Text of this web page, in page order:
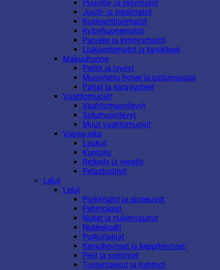
Puuvilla- ja räsymatot
Juutti- ja sisalmatot
Kosteantilanmatot
Kylpyhuonematot
Parveke ja kynnysmatot
Liukuestematot ja tarvikkeet
Makuuhuone
Peitot ja tyynyt
Muovitettu frotee ja patjansuojat
Patjat ja varavuoteet
Vaahtomuovit
Vaahtomuovilevyt
Solumuovilevyt
Muut vaahtomuovit
Vapaa-aika
Laukut
Kuntoilu
Retkeily ja veneily
Pelastusliivit
Lelut
Lelut
Parkkitalot ja ajoneuvot
Pehmolelut
Nuket ja nukenvaunut
Nukkekodit
Potkuttelijat
Keinuhevoset ja keppihevoset
Pelit ja soittimet
Toimintalelut ja hahmot